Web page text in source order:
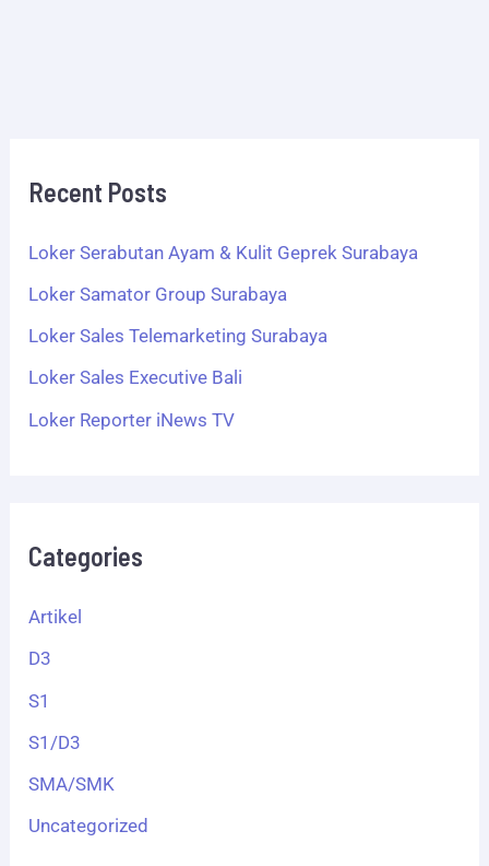
Recent Posts
Loker Serabutan Ayam & Kulit Geprek Surabaya
Loker Samator Group Surabaya
Loker Sales Telemarketing Surabaya
Loker Sales Executive Bali
Loker Reporter iNews TV
Categories
Artikel
D3
S1
S1/D3
SMA/SMK
Uncategorized